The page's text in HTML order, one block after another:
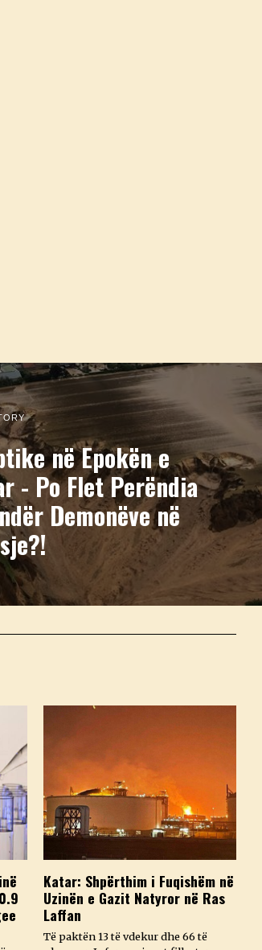
në Epokën e
- Po Flet Perëndia
Demonëve në
Katar: Shpërthim i Fuqishëm në
Uzinën e Gazit Natyror në Ras
Laffan
Të paktën 13 të vdekur dhe 66 të